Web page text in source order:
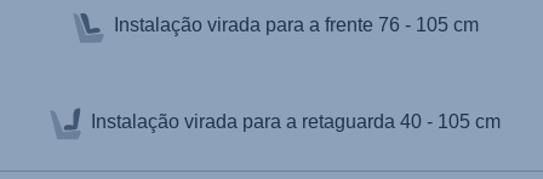
Instalação virada para a frente 76 - 105 cm
Instalação virada para a retaguarda 40 - 105 cm